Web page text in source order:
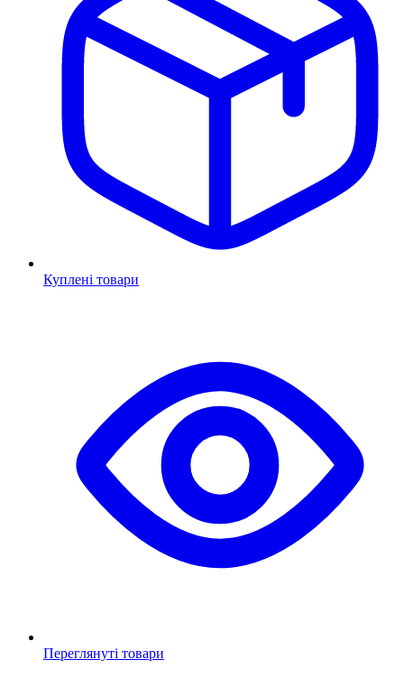
Куплені товари
Переглянуті товари